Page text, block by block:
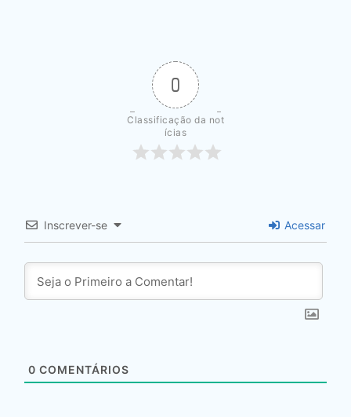
0
Classificação da not
ícias
Inscrever-se Acessar
0 COMENTÁRIOS